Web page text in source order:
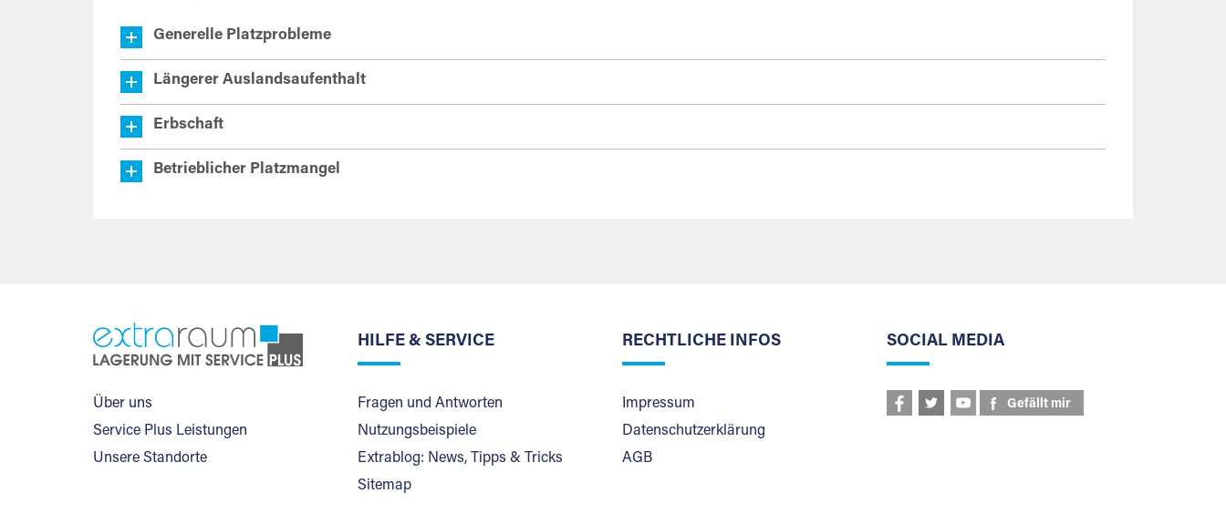
Generelle Platzprobleme
Längerer Auslandsaufenthalt
Erbschaft
Betrieblicher Platzmangel
Über uns
Service Plus Leistungen
Unsere Standorte
HILFE & SERVICE
Fragen und Antworten
Nutzungsbeispiele
Extrablog: News, Tipps & Tricks
Sitemap
RECHTLICHE INFOS
Impressum
Datenschutzerklärung
AGB
SOCIAL MEDIA
Gefällt mir